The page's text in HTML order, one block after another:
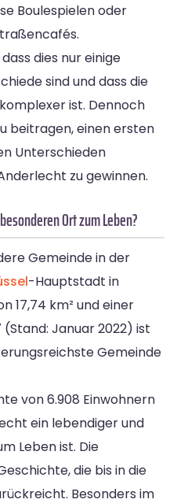
Boulespielen oder
dies nur einige
sind und dass die
ist. Dennoch
beitragen, einen ersten
Unterschieden
zu gewinnen.
Ort zum Leben?
Gemeinde in der
-Hauptstadt in
17,74 km² und einer
(Stand: Januar 2022) ist
Gemeinde
von 6.908 Einwohnern
ein lebendiger und
Leben ist. Die
die bis in die
Besonders im